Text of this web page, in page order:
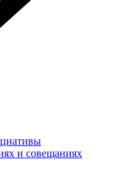
и совещаниях